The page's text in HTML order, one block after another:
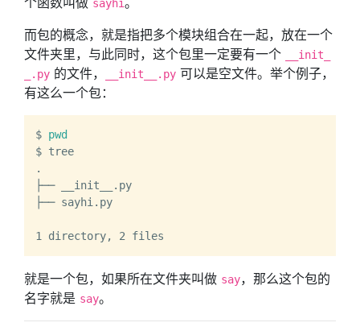
sayhi
而包的概念，就是指把多个模块组合在一起，放在一个
文件夹里，与此同时，这个包里一定要有一个
__init_
_.py 的文件， __init__.py 可以是空文件。举个例子，
有这么一个包：
$ pwd
$ tree
.
├── __init__.py
├── sayhi.py
就是一个包，如果所在文件夹叫做 say，那么这个包的
名字就是 say。